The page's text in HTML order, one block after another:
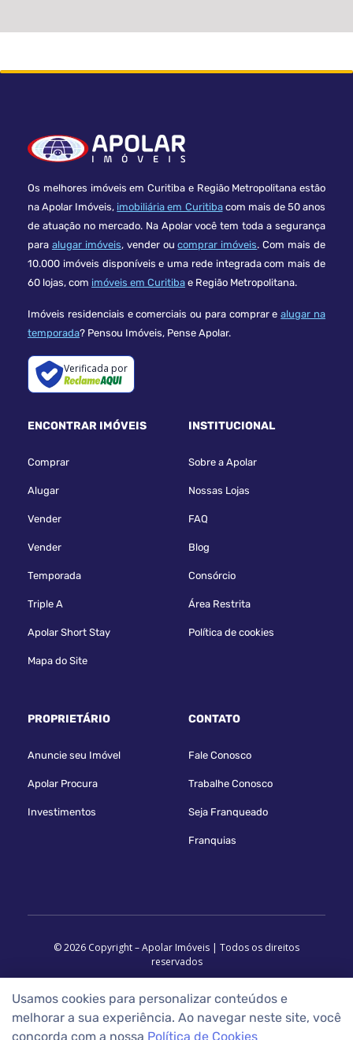
Os melhores imóveis em Curitiba e Região Metropolitana estão
na Apolar Imóveis, imobiliária em Curitibacom mais de 50 anos
de atuação no mercado. Na Apolar você tem toda a segurança
para alugar imóveis, vender oucomprar imóveis. Com mais de
10.000 imóveis disponíveis e uma rede integrada com mais de
60 lojas, com imóveis em Curitiba e Região Metropolitana.
Imóveis residenciais e comerciais ou para comprar ealugar na
temporada? Pensou Imóveis, Pense Apolar.
Verificada por
ENCONTRAR IMÓVEIS
Comprar
Alugar
Vender
Vender
Temporada
Triple A
Apolar Short Stay
Mapa do Site
INSTITUCIONAL
Sobre a Apolar
Nossas Lojas
FAQ
Blog
Consórcio
Área Restrita
Política de cookies
PROPRIETÁRIO
Anuncie seu Imóvel
Apolar Procura
Investimentos
CONTATO
Fale Conosco
Trabalhe Conosco
Seja Franqueado
Franquias
© 2026 Copyright – Apolar Imóveis | Todos os direitos
reservados
Usamos cookies para personalizar conteúdos e
melhorar a sua experiência. Ao navegar neste site, você
concorda com a nossa Política de Cookies